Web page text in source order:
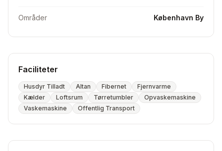
Områder København By
Faciliteter
Husdyr Tilladt Altan Fibernet
Fjernvarme
Kælder
Loftsrum Tørretumbler
Opvaskemaskine
Vaskemaskine
Offentlig Transport